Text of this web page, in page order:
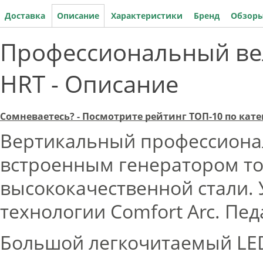
Доставка Описание Характеристики Бренд
Профессиональный
HRT - Описание
Сомневаетесь? - Посмотрите рейтинг ТОП-10 по
Вертикальный
встроенным генератором
высококачественной
технологии Comfort Arc.
Большой легкочитаемый